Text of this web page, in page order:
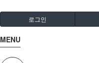
로그인
MENU